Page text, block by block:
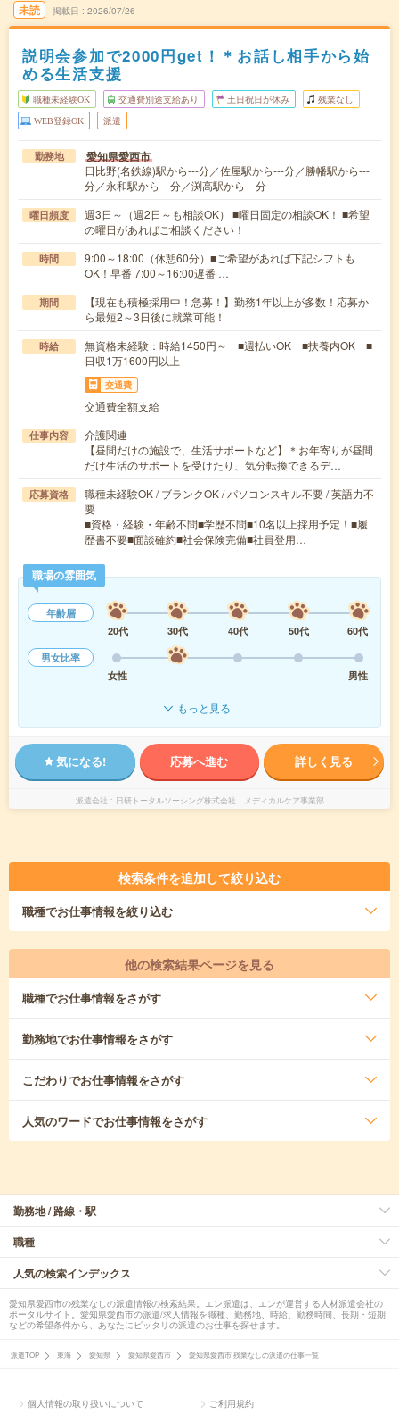
未読 掲載日 2026/07/26
説明会参加で2000円get！＊お話し相手から始
める生活支援
職種未経験OK 交通費別途支給あり 土日祝日が休み 残業なし
WEB登録OK 派遣
勤務地 愛知県愛西市
日比野(名鉄線)駅から---分／佐屋駅から---分／勝幡駅から---
分／永和駅から---分／渕高駅から---分
曜日頻度
週3日～（週2日～も相談OK） ■曜日固定の相談OK！ ■希望
の曜日があればご相談ください！
時間
9:00～18:00（休憩60分）■ご希望があれば下記シフトも
OK！早番 7:00～16:00遅番 …
期間
【現在も積極採用中！急募！】勤務1年以上が多数！応募か
ら最短2～3日後に就業可能！
時給
無資格未経験：時給1450円～ ■週払いOK ■扶養内OK ■
日収1万1600円以上
交通費
交通費全額支給
仕事内容
介護関連
【昼間だけの施設で、生活サポートなど】＊お年寄りが昼間
だけ生活のサポートを受けたり、気分転換できるデ…
応募資格
職種未経験OK / ブランクOK / パソコンスキル不要 / 英語力不
要
■資格・経験・年齢不問■学歴不問■10名以上採用予定！■履
歴書不要■面談確約■社会保険完備■社員登用…
職場の雰囲気
年齢層
20代
30代 40代 50代
60代
男女比率
女性
男性
もっと見る
気になる! 応募へ進む 詳しく見る
派遣会社 日研トータルソーシング株式会社 メディカルケア事業部
検索条件を追加して絞り込む
職種でお仕事情報を絞り込む
他の検索結果ページを見る
職種でお仕事情報をさがす
勤務地でお仕事情報をさがす
こだわりでお仕事情報をさがす
人気のワードでお仕事情報をさがす
勤務地 / 路線・駅
職種
人気の検索インデックス
愛知県愛西市の残業なしの派遣情報の検索結果。エン派遣は、エンが運営する人材派遣会社の
ポータルサイト。愛知県愛西市の派遣/求人情報を職種、勤務地、時給、勤務時間、長期・短期
などの希望条件から、あなたにピッタリの派遣のお仕事を探せます。
派遣TOP 東海 愛知県 愛知県愛西市 愛知県愛西市 残業なしの派遣の仕事一覧
個人情報の取り扱いについて ご利用規約